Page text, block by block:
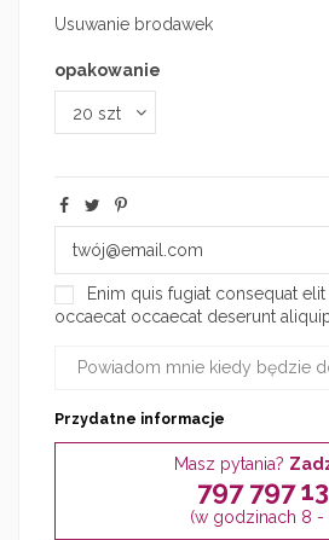
Usuwanie brodawek
opakowanie
Enim quis fugiat consequat
occaecat occaecat deserunt
Przydatne informacje
Masz pytania?
797 797
(w godzinach 8 -